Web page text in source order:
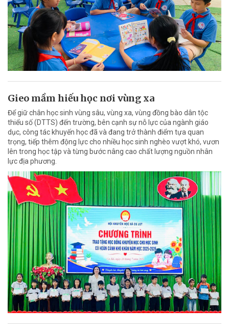
Gieo mầm hiếu học nơi vùng xa
Để giữ chân học sinh vùng sâu, vùng xa, vùng đồng bào dân tộc
thiểu số (DTTS) đến trường, bên cạnh sự nỗ lực của ngành giáo
dục, công tác khuyến học đã và đang trở thành điểm tựa quan
trọng, tiếp thêm động lực cho nhiều học sinh nghèo vượt khó, vươn
lên trong học tập và từng bước nâng cao chất lượng nguồn nhân
lực địa phương.